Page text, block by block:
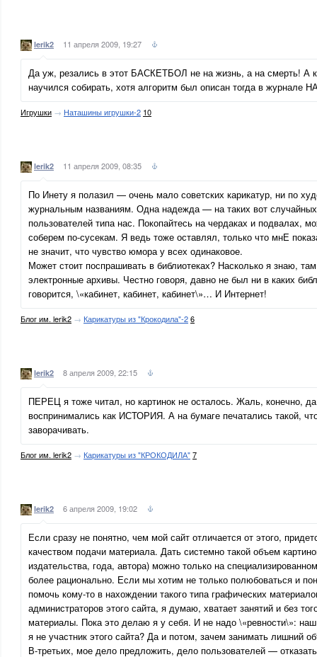
lerik2 11 апреля 2009, 19:27
Да уж, резались в этот БАСКЕТБОЛ не на жизнь, а на смерть! А
научился собирать, хотя алгоритм был описан тогда в
Игрушки → Наташины игрушки-2 10
lerik2 11 апреля 2009, 08:35
По Инету я полазил — очень мало советских карикатур, ни по
журнальным названиям. Одна надежда — на таких вот
пользователей типа нас. Покопайтесь на чердаках и подвалах,
соберем по-сусекам. Я ведь тоже оставлял, только что мнЕ
не значит, что чувство юмора у всех одинаковое.
Может стоит поспрашивать в библиотеках? Насколько я знаю,
электронные архивы. Честно говоря, давно не был ни в каких
говорится, \«кабинет, кабинет, кабинет\»… И Интернет!
Блог им. lerik2 → Карикатуры из "Крокодила"-26
lerik2 8 апреля 2009, 22:15
ПЕРЕЦ я тоже читал, но картинок не осталось. Жаль, конечно,
воспринимались как ИСТОРИЯ. А на бумаге печатались такой,
заворачивать.
Блог им. lerik2 → Карикатуры из "КРОКОДИЛА"7
lerik2 6 апреля 2009, 19:02
Если сразу не понятно, чем мой сайт отличается от этого,
качеством подачи материала. Дать системно такой объем
издательства, года, автора) можно только на
более рационально. Если мы хотим не только полюбоваться и
помочь кому-то в нахождении такого типа графических
администраторов этого сайта, я думаю, хватает занятий и без
материалы. Пока это делаю я у себя. И не надо \«ревности\»:
я не участник этого сайта? Да и потом, зачем занимать лишний
В-третьих, мое дело предложить, дело пользователей —